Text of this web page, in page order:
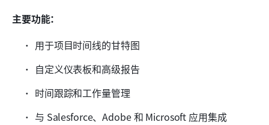
主要功能：
用于项目时间线的甘特图
自定义仪表板和高级报告
时间跟踪和工作量管理
与 Salesforce、Adobe 和 Microsoft 应用集成